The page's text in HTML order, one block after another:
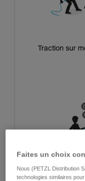
Traction sur
Faites un choix
Nous (PETZL Distribution
technologies similaires